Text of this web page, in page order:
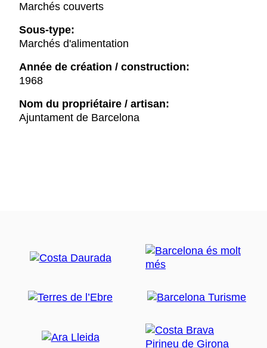
Marchés couverts
Sous-type:
Marchés d'alimentation
Année de création / construction:
1968
Nom du propriétaire / artisan:
Ajuntament de Barcelona